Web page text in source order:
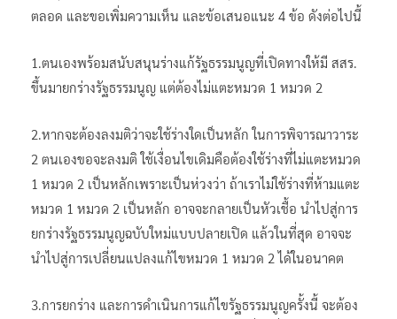
ตลอด และขอเพิ่มความเห็น และข้อเสนอแนะ 4 ข้อ ดังต่อไปนี้
1.ตนเองพร้อมสนับสนุนร่างแก้รัฐธรรมนูญที่เปิดทางให้มี สสร.
ขึ้นมายกร่างรัฐธรรมนูญ แต่ต้องไม่แตะหมวด 1 หมวด 2
2.หากจะต้องลงมติว่าจะใช้ร่างใดเป็นหลัก ในการพิจารณาวาระ
2 ตนเองขอจะลงมติ ใช้เงื่อนไขเดิมคือต้องใช้ร่างที่ไม่แตะหมวด
1 หมวด 2 เป็นหลักเพราะเป็นห่วงว่า ถ้าเราไม่ใช้ร่างที่ห้ามแตะ
หมวด 1 หมวด 2 เป็นหลัก อาจจะกลายเป็นหัวเชื้อ นำไปสู่การ
ยกร่างรัฐธรรมนูญฉบับใหม่แบบปลายเปิด แล้วในที่สุด อาจจะ
นำไปสู่การเปลี่ยนแปลงแก้ไขหมวด 1 หมวด 2 ได้ในอนาคต
3.การยกร่าง และการดำเนินการแก้ไขรัฐธรรมนูญครั้งนี้ จะต้อง